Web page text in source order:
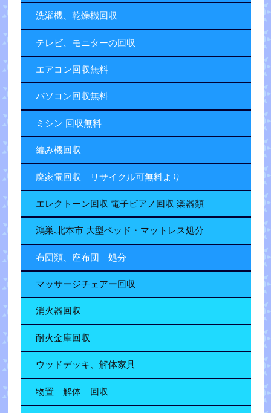
洗濯機、乾燥機回収
テレビ、モニターの回収
エアコン回収無料
パソコン回収無料
ミシン 回収無料
編み機回収
廃家電回収 リサイクル可無料より
エレクトーン回収 電子ピアノ回収 楽器類
鴻巣.北本市 大型ベッド・マットレス処分
布団類、座布団 処分
マッサージチェアー回収
消火器回収
耐火金庫回収
ウッドデッキ、解体家具
物置 解体 回収